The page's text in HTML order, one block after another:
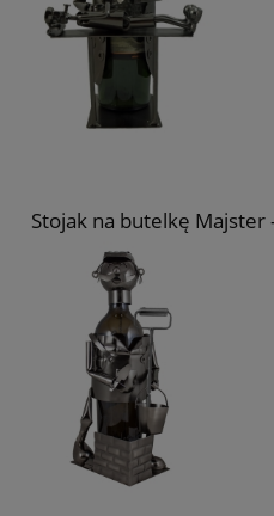
Stojak na butelkę Majster